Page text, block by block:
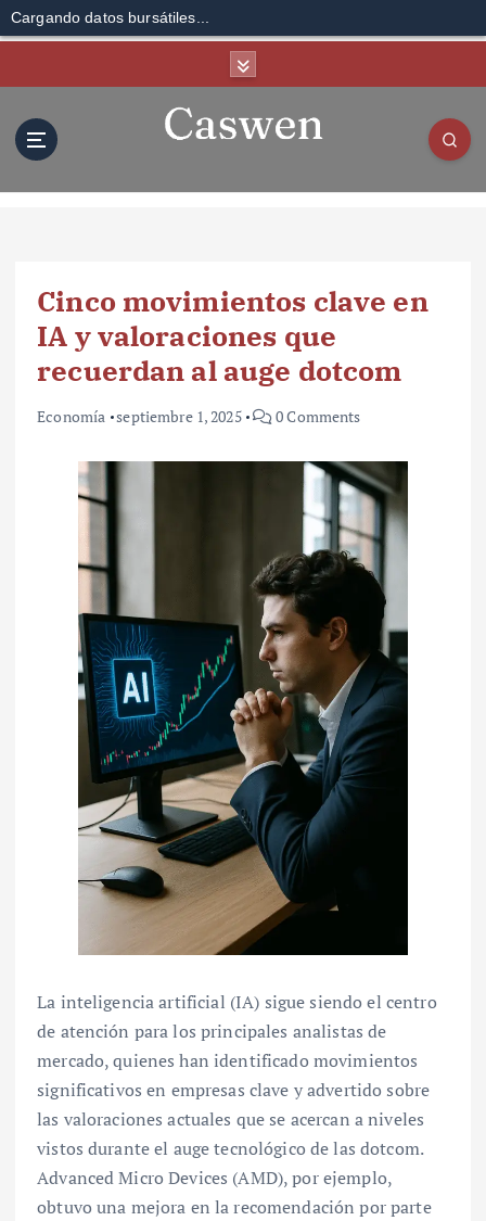
Cargando datos bursátiles...
Cinco movimientos clave en
IA y valoraciones que
recuerdan al auge dotcom
Economía septiembre 1, 2025 0 Comments
La inteligencia artificial (IA) sigue siendo el centro
de atención para los principales analistas de
mercado, quienes han identificado movimientos
significativos en empresas clave y advertido sobre
las valoraciones actuales que se acercan a niveles
vistos durante el auge tecnológico de las dotcom.
Advanced Micro Devices (AMD), por ejemplo,
obtuvo una mejora en la recomendación por parte